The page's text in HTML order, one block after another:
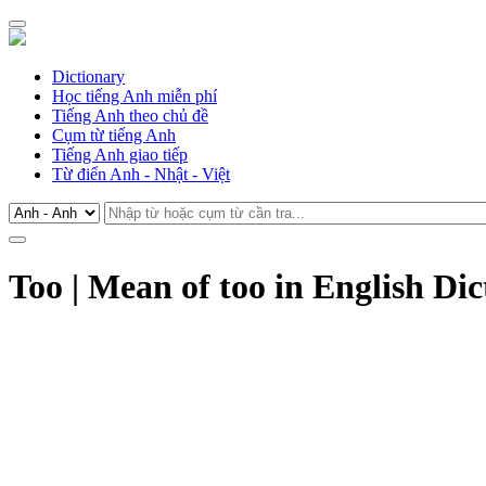
Dictionary
Học tiếng Anh miễn phí
Tiếng Anh theo chủ đề
Cụm từ tiếng Anh
Tiếng Anh giao tiếp
Từ điển Anh - Nhật - Việt
Too | Mean of too in English